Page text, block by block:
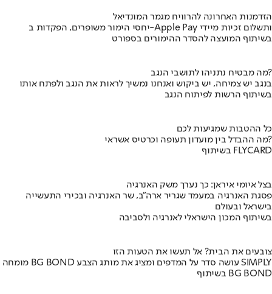
הזדמנות האחרונה להרוויח מגמר המונדיאל
יחסי הימור משופרים, הפקדות ב-Apple Pay ותשלום זכיות מיידי
בשיתוף המועצה להסדר ההימורים בספורט
מה מבטיח נתניהו לתושבי הנגב?
בנגב יש צמיחה, יש ביקוש ואנחנו נמשיך לראות את הנגב ולפתח אותו
בשיתוף הרשות לפיתוח הנגב
כל ההטבות שמגיעות לכם
מה ההבדל בין מועדון תעופה וכרטיס אשראי?
בשיתוף FLYCARD
בצל איומי איראן: כך נערך משק האנרגיה
פסגת האנרגיה במעמד שגריר ארה"ב, שר האנרגיה ובכירי התעשייה
בישראל ובעולם
בשיתוף המכון הישראלי לאנרגיה ולסביבה
צובעים את הבית? אל תעשו את הטעות הזו
מומחה BG BOND עושה סדר על המדפים ומציג את מותג הצבע SIMPLY
בשיתוף BG BOND